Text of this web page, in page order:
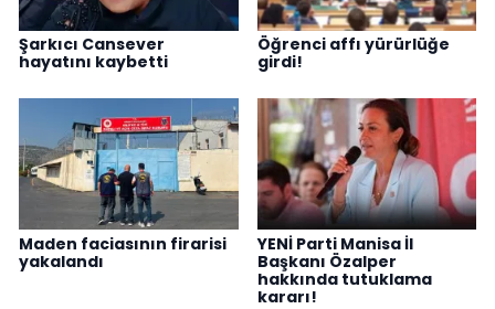
Şarkıcı Cansever
hayatını kaybetti
Öğrenci affı yürürlüğe
girdi!
Maden faciasının firarisi
yakalandı
YENİ Parti Manisa İl
Başkanı Özalper
hakkında tutuklama
kararı!